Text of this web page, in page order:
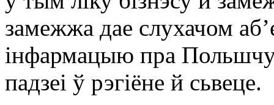
замежжа дае слухачом
інфармацыю пра Польшчу
падзеі ў рэгіёне й сьвеце.